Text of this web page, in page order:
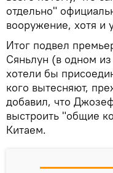
отдельно"
вооружение, хотя и
Итог подвел
Сяньлун (в одном
хотели бы
кого вытесняют,
добавил, что
выстроить "общие
Китаем.